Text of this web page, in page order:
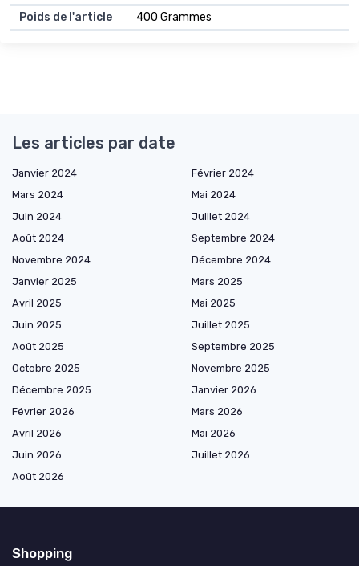
Poids de l'article
400 Grammes
Les articles par date
Janvier 2024
Février 2024
Mars 2024
Mai 2024
Juin 2024
Juillet 2024
Août 2024
Septembre 2024
Novembre 2024
Décembre 2024
Janvier 2025
Mars 2025
Avril 2025
Mai 2025
Juin 2025
Juillet 2025
Août 2025
Septembre 2025
Octobre 2025
Novembre 2025
Décembre 2025
Janvier 2026
Février 2026
Mars 2026
Avril 2026
Mai 2026
Juin 2026
Juillet 2026
Août 2026
Shopping